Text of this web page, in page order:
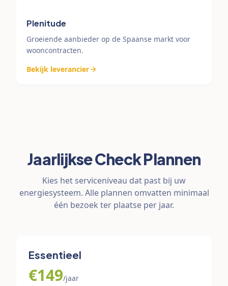
Plenitude
Groeiende aanbieder op de Spaanse markt voor
wooncontracten.
Bekijk leverancier
Jaarlijkse Check Plannen
Kies het serviceniveau dat past bij uw
energiesysteem. Alle plannen omvatten minimaal
één bezoek ter plaatse per jaar.
Essentieel
€149/jaar